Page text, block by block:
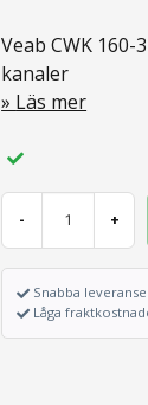
Veab CWK
kanaler
Läs mer
- +
Snabba
Låga